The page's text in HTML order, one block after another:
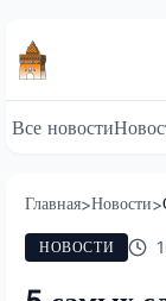
Все новости
Главная>Новости>
НОВОСТИ